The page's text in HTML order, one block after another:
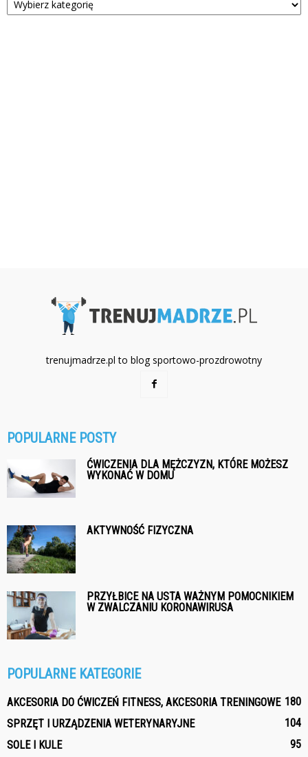
trenujmadrze.pl to blog sportowo-prozdrowotny
POPULARNE POSTY
ĆWICZENIA DLA MĘŻCZYZN, KTÓRE MOŻESZ
WYKONAĆ W DOMU
AKTYWNOŚĆ FIZYCZNA
PRZYŁBICE NA USTA WAŻNYM POMOCNIKIEM
W ZWALCZANIU KORONAWIRUSA
POPULARNE KATEGORIE
AKCESORIA DO ĆWICZEŃ FITNESS, AKCESORIA TRENINGOWE 180
SPRZĘT I URZĄDZENIA WETERYNARYJNE
104
SOLE I KULE
95